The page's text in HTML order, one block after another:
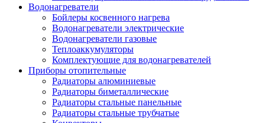
Водонагреватели
Бойлеры косвенного нагрева
Водонагреватели электрические
Водонагреватели газовые
Теплоаккумуляторы
Комплектующие для водонагревателей
Приборы отопительные
Радиаторы алюминиевые
Радиаторы биметаллические
Радиаторы стальные панельные
Радиаторы стальные трубчатые